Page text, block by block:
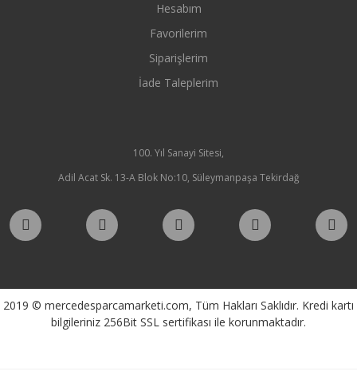
Hesabım
Favorilerim
Siparişlerim
İade Taleplerim
100. Yıl Sanayi Sitesi,
Adil Acat Sk. 13-A Blok No:10, Süleymanpaşa Tekirdağ
2019 © mercedesparcamarketi.com, Tüm Hakları Saklıdır. Kredi kartı
bilgileriniz 256Bit SSL sertifikası ile korunmaktadır.